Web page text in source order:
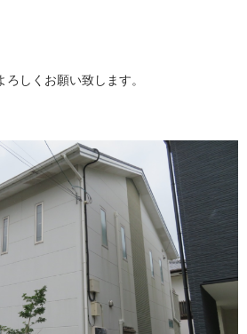
しくお願い致します。